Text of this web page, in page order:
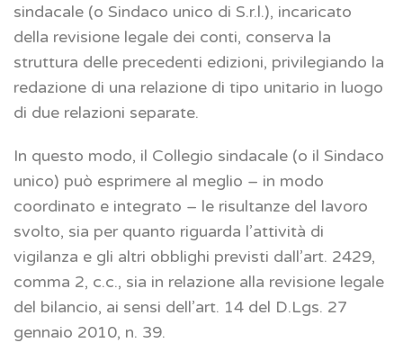
sindacale (o Sindaco unico di S.r.l.), incaricato
della revisione legale dei conti, conserva la
struttura delle precedenti edizioni, privilegiando la
redazione di una relazione di tipo unitario in luogo
di due relazioni separate.
In questo modo, il Collegio sindacale (o il Sindaco
unico) può esprimere al meglio – in modo
coordinato e integrato – le risultanze del lavoro
svolto, sia per quanto riguarda l’attività di
vigilanza e gli altri obblighi previsti dall’art. 2429,
comma 2, c.c., sia in relazione alla revisione legale
del bilancio, ai sensi dell’art. 14 del D.Lgs. 27
gennaio 2010, n. 39.